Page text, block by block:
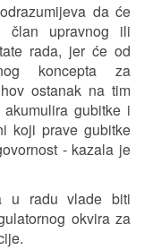
da će
član upravnog ili
rada, jer će od
koncepta za
ostanak na tim
gubitke i
koji prave gubitke
- kazala je
u radu vlade biti
okvira za